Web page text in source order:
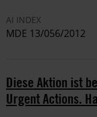
AI INDEX
MDE 13/056/2012
Diese Aktion ist
Urgent Actions.